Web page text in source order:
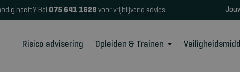
heeft? Bel 075 641 1628 voor vrijblijvend advies.
Risico advisering Opleiden & Trainen